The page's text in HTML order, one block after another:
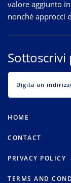
valore aggiunto
nonché approcci
Sottoscrivi
HOME
CONTACT
PRIVACY POLICY
TERMS AND